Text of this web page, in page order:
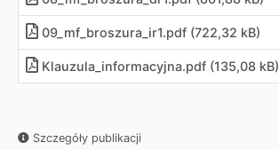
09_mf_broszura_ir1.pdf (722,32 kB)
Klauzula_informacyjna.pdf (135,08 kB)
Szczegóły publikacji